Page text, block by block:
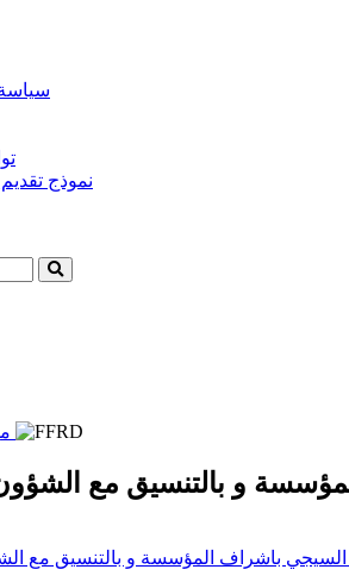
سياسة
نموذج
و بالتنسيق مع الشؤون
باشراف المؤسسة و بالتنسيق مع